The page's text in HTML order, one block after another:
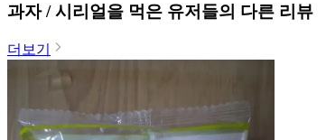
과자 / 시리얼을 먹은 유저들의 다른 리뷰
더보기